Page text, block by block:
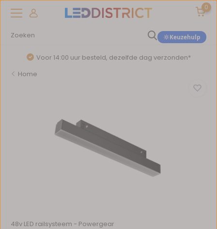
0
Keuzehulp
Voor 14:00 uur besteld, dezelfde dag verzonden*
Home
48v LED railsysteem - Powergear